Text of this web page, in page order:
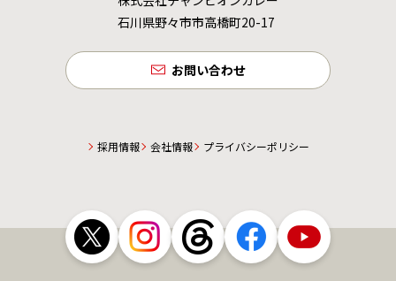
石川県野々市市高橋町20-17
お問い合わせ
採用情報 会社情報 プライバシーポリシー